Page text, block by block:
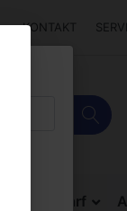
KONTAKT
Bürobedarf